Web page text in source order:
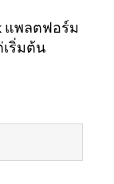
แพลตฟอร์ม
ริ่มต้น